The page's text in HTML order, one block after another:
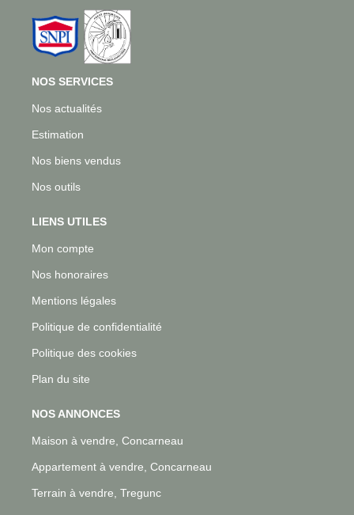
NOS SERVICES
Nos actualités
Estimation
Nos biens vendus
Nos outils
LIENS UTILES
Mon compte
Nos honoraires
Mentions légales
Politique de confidentialité
Politique des cookies
Plan du site
NOS ANNONCES
Maison à vendre, Concarneau
Appartement à vendre, Concarneau
Terrain à vendre, Tregunc